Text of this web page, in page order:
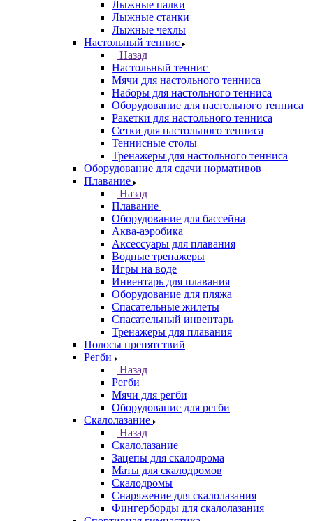
Лыжные палки
Лыжные станки
Лыжные чехлы
Настольный теннис
Назад
Настольный теннис
Мячи для настольного тенниса
Наборы для настольного тенниса
Оборудование для настольного тенниса
Ракетки для настольного тенниса
Сетки для настольного тенниса
Теннисные столы
Тренажеры для настольного тенниса
Оборудование для сдачи нормативов
Плавание
Назад
Плавание
Оборудование для бассейна
Аква-аэробика
Аксессуары для плавания
Водные тренажеры
Игры на воде
Инвентарь для плавания
Оборудование для пляжа
Спасательные жилеты
Спасательный инвентарь
Тренажеры для плавания
Полосы препятствий
Регби
Назад
Регби
Мячи для регби
Оборудование для регби
Скалолазание
Назад
Скалолазание
Зацепы для скалодрома
Маты для скалодромов
Скалодромы
Снаряжение для скалолазания
Фингерборды для скалолазания